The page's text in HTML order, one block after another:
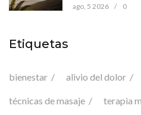
ago, 5 2026 / 0
Etiquetas
bienestar alivio del dolor
técnicas de masaje terapia